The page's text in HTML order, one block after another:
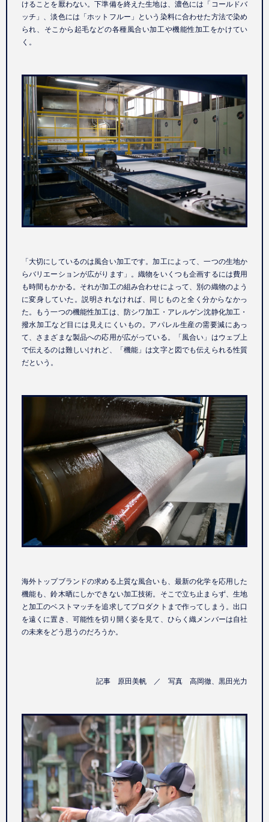
けることを厭わない。下準備を終えた生地は、濃色には「コールドバ
ッチ」、淡色には「ホットフルー」という染料に合わせた方法で染め
られ、そこから起毛などの各種風合い加工や機能性加工をかけてい
く。
「大切にしているのは風合い加工です。加工によって、一つの生地か
らバリエーションが広がります」。織物をいくつも企画するには費用
も時間もかかる。それが加工の組み合わせによって、別の織物のよう
に変身していた。説明されなければ、同じものと全く分からなかっ
た。もう一つの機能性加工は、防シワ加工・アレルゲン沈静化加工・
撥水加工など目には見えにくいもの。アパレル生産の需要減にあっ
て、さまざまな製品への応用が広がっている。「風合い」はウェブ上
で伝えるのは難しいけれど、「機能」は文字と図でも伝えられる性質
だという。
海外トップブランドの求める上質な風合いも、最新の化学を応用した
機能も、鈴木晒にしかできない加工技術。そこで立ち止まらず、生地
と加工のベストマッチを追求してプロダクトまで作ってしまう。出口
を遠くに置き、可能性を切り開く姿を見て、ひらく織メンバーは自社
の未来をどう思うのだろうか。
記事 原田美帆 ／ 写真 高岡徹、黒田光力